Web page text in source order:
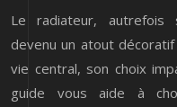
Le radiateur, autrefois
devenu un atout
vie central, son choix
guide vous aide à